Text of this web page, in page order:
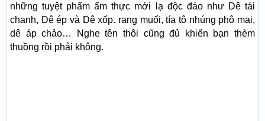
những tuyệt phẩm ẩm thực mới lạ độc đáo như Dê tái
chanh, Dê ép và Dê xốp. rang muối, tía tô nhúng phô mai,
dê áp chảo… Nghe tên thôi cũng đủ khiến bạn thèm
thuồng rồi phải không.